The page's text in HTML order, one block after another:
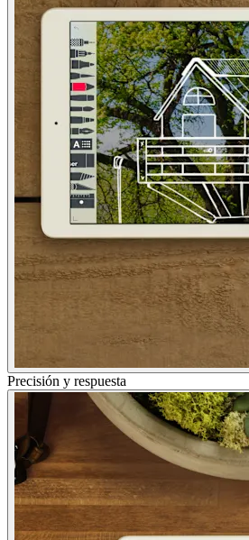
Precisión y respuesta